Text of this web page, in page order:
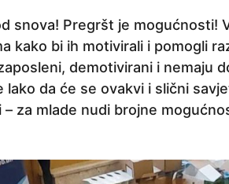
snova! Pregršt je mogućnosti!
kako bi ih motivirali i pomogli
demotivirani i nemaju
lako da će se ovakvi i slični
– za mlade nudi brojne